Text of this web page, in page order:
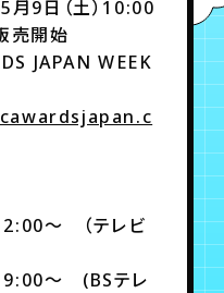
クラブ
ログイン
月9日（土）10:00
売開始
JAPAN WEEK
〜 （テレビ
〜 (BSテレ